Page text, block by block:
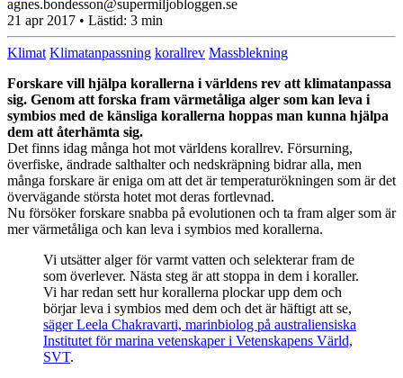
agnes.bondesson@supermiljobloggen.se
21 apr 2017 • Lästid: 3 min
Klimat Klimatanpassning korallrev Massblekning
Forskare vill hjälpa korallerna i världens rev att klimatanpassa
sig. Genom att forska fram värmetåliga alger som kan leva i
symbios med de känsliga korallerna hoppas man kunna hjälpa
dem att återhämta sig.
Det finns idag många hot mot världens korallrev. Försurning,
överfiske, ändrade salthalter och nedskräpning bidrar alla, men
många forskare är eniga om att det är temperaturökningen som är det
övervägande största hotet mot deras fortlevnad.
Nu försöker forskare snabba på evolutionen och ta fram alger som är
mer värmetåliga och kan leva i symbios med korallerna.
Vi utsätter alger för varmt vatten och selekterar fram de
som överlever. Nästa steg är att stoppa in dem i koraller.
Vi har redan sett hur korallerna plockar upp dem och
börjar leva i symbios med dem och det är häftigt att se,
säger Leela Chakravarti, marinbiolog på australiensiska
Institutet för marina vetenskaper i Vetenskapens Värld,
SVT.